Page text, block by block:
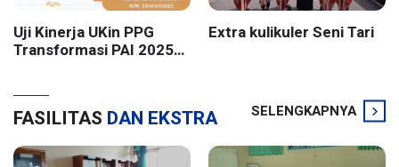
Uji Kinerja UKin PPG
Transformasi PAI 2025
Extra kulikuler Seni Tari
FASILITAS DAN EKSTRA SELENGKAPNYA